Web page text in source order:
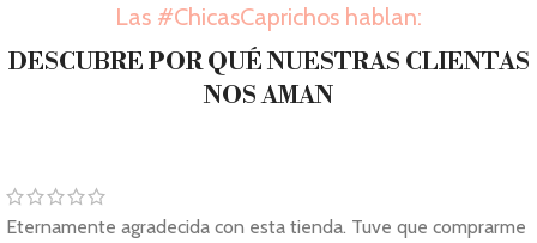
Las #ChicasCaprichos hablan:
DESCUBRE POR QUÉ NUESTRAS CLIENTAS
NOS AMAN
Eternamente agradecida con esta tienda. Tuve que comprarme